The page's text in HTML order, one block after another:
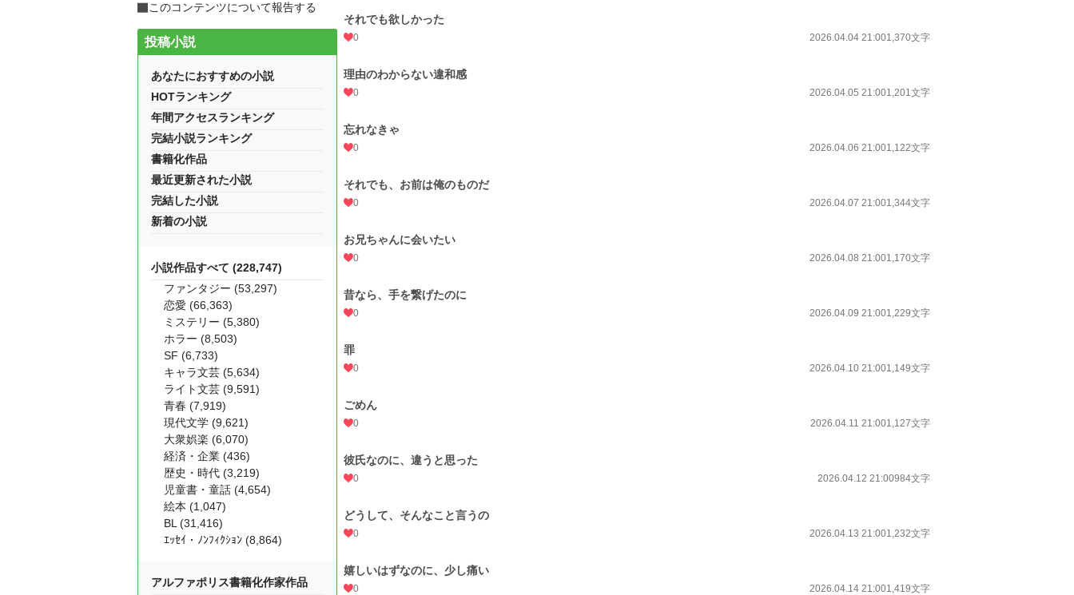
それでも欲しかった
0 2026.04.04 21:001,370文字
理由のわからない違和感
0 2026.04.05 21:001,201文字
忘れなきゃ
0 2026.04.06 21:001,122文字
それでも、お前は俺のものだ
0 2026.04.07 21:001,344文字
お兄ちゃんに会いたい
0 2026.04.08 21:001,170文字
昔なら、手を繋げたのに
0 2026.04.09 21:001,229文字
罪
0 2026.04.10 21:001,149文字
ごめん
0 2026.04.11 21:001,127文字
彼氏なのに、違うと思った
0 2026.04.12 21:00984文字
どうして、そんなこと言うの
0 2026.04.13 21:001,232文字
嬉しいはずなのに、少し痛い
0 2026.04.14 21:001,419文字
このコンテンツについて報告する
投稿小説
あなたにおすすめの小説
HOTランキング
年間アクセスランキング
完結小説ランキング
書籍化作品
最近更新された小説
完結した小説
新着の小説
小説作品すべて (228,747)
ファンタジー (53,297)
恋愛 (66,363)
ミステリー (5,380)
ホラー (8,503)
SF (6,733)
キャラ文芸 (5,634)
ライト文芸 (9,591)
青春 (7,919)
現代文学 (9,621)
大衆娯楽 (6,070)
経済・企業 (436)
歴史・時代 (3,219)
児童書・童話 (4,654)
絵本 (1,047)
BL (31,416)
ｴｯｾｲ・ﾉﾝﾌｨｸｼｮﾝ (8,864)
アルファポリス書籍化作家作品